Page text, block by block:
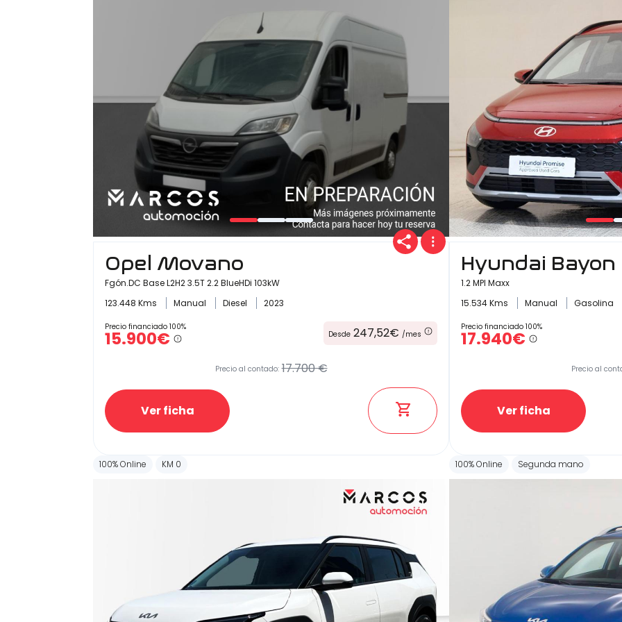
Opel Movano
Fgón.DC Base L2H2 3.5T 2.2 BlueHDi 103kW
123.448 Kms
Manual Diesel 2023
Precio financiado 100%
15.900€ Desde 247,52€ /mes
Precio al contado: 17.700 €
Ver ficha
Hyundai Bayon
1.2 MPI Maxx
15.534 Kms
Manual Gasolina
Precio financiado 100%
17.940€
Precio al
Ver ficha
100% Online KM 0 100% Online Segunda mano